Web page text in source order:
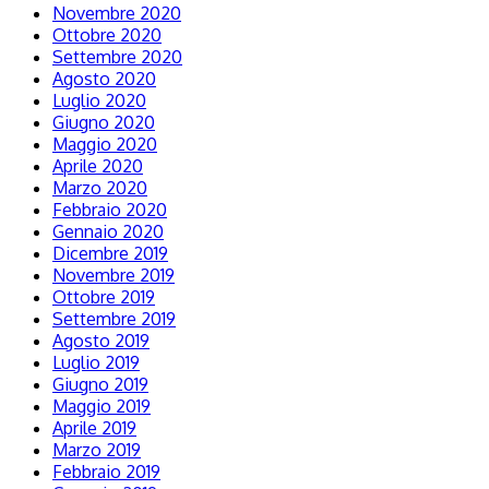
Novembre 2020
Ottobre 2020
Settembre 2020
Agosto 2020
Luglio 2020
Giugno 2020
Maggio 2020
Aprile 2020
Marzo 2020
Febbraio 2020
Gennaio 2020
Dicembre 2019
Novembre 2019
Ottobre 2019
Settembre 2019
Agosto 2019
Luglio 2019
Giugno 2019
Maggio 2019
Aprile 2019
Marzo 2019
Febbraio 2019